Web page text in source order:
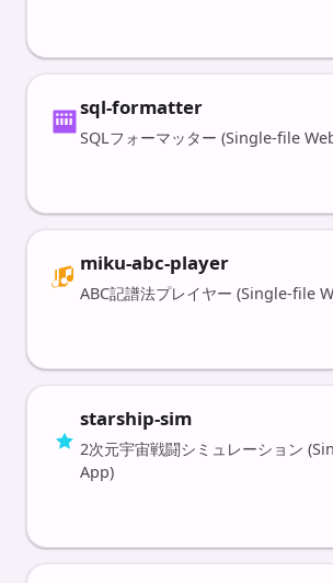
sql-formatter
SQLフォーマッター (Single-file
miku-abc-player
ABC記譜法プレイヤー (Single-file
starship-sim
2次元宇宙戦闘シミュレーション
App)